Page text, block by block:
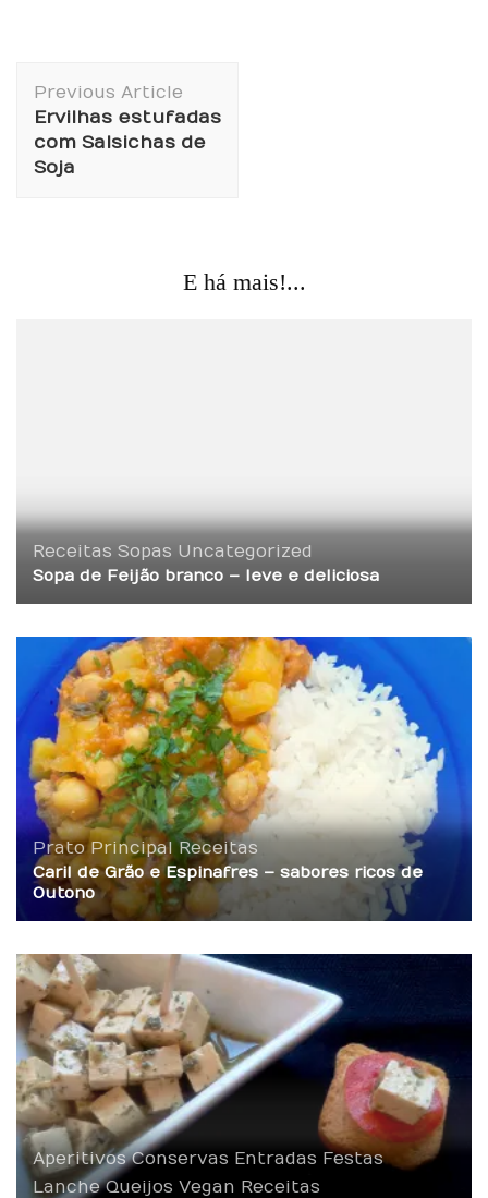
Navigation
Previous Article
Ervilhas estufadas
com Salsichas de
Soja
E há mais!...
Receitas Sopas Uncategorized
Sopa de Feijão branco – leve e deliciosa
Prato Principal Receitas
Caril de Grão e Espinafres – sabores ricos de
Outono
Aperitivos Conservas Entradas Festas
Lanche Queijos Vegan Receitas